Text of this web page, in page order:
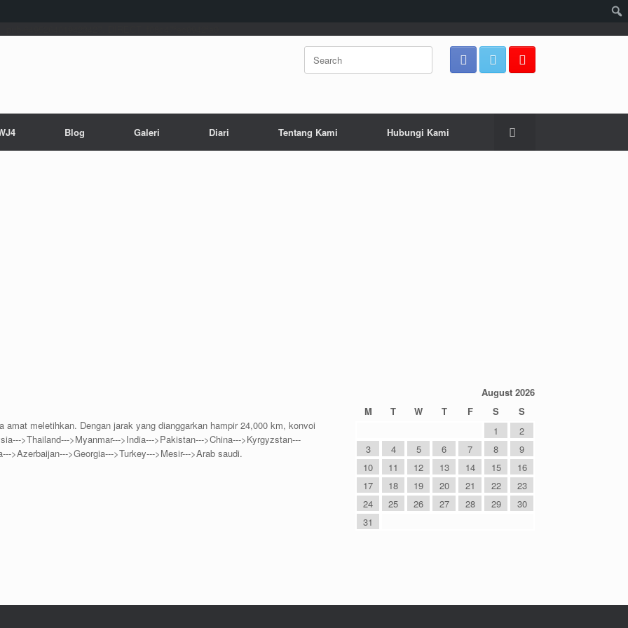
Search
for:
Blog Galeri Diari Tentang Kami Hubungi Kami
meletihkan. Dengan jarak yang dianggarkan hampir 24,000 km, konvoi
>Thailand--->Myanmar--->India--->Pakistan--->China--->Kyrgyzstan---
>Azerbaijan--->Georgia--->Turkey--->Mesir--->Arab saudi.
August 2026
M
T W T F S
S
1
2
3
4 5 6 7 8
9
10
11 12 13 14 15
16
17
18 19 20 21 22
23
24
25 26 27 28 29
30
31